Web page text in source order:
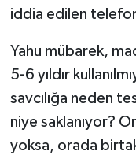
iddia edilen
Yahu mübarek,
5-6 yıldır
savcılığa neden
niye saklanıyor?
yoksa, orada